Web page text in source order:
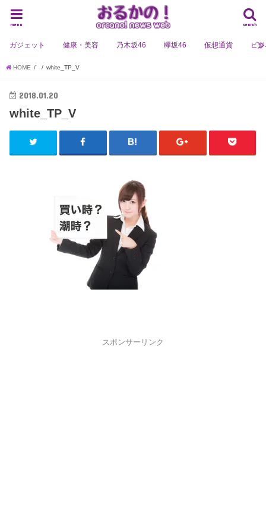
search
menu
ガジェット 健康・美容 乃木坂46 欅坂46 仮想通貨 ビ
HOME white_TP_V
2018.01.20
white_TP_V
スポンサーリンク